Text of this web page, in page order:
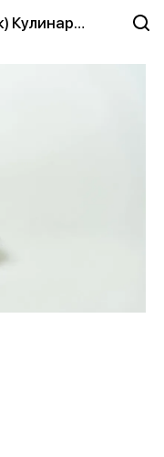
Хлебный дом (Лабинск) Кулинария